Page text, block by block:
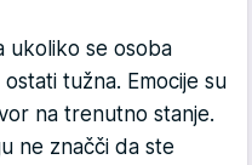
ukoliko se osoba
tužna. Emocije su
na trenutno stanje.
ne značči da ste